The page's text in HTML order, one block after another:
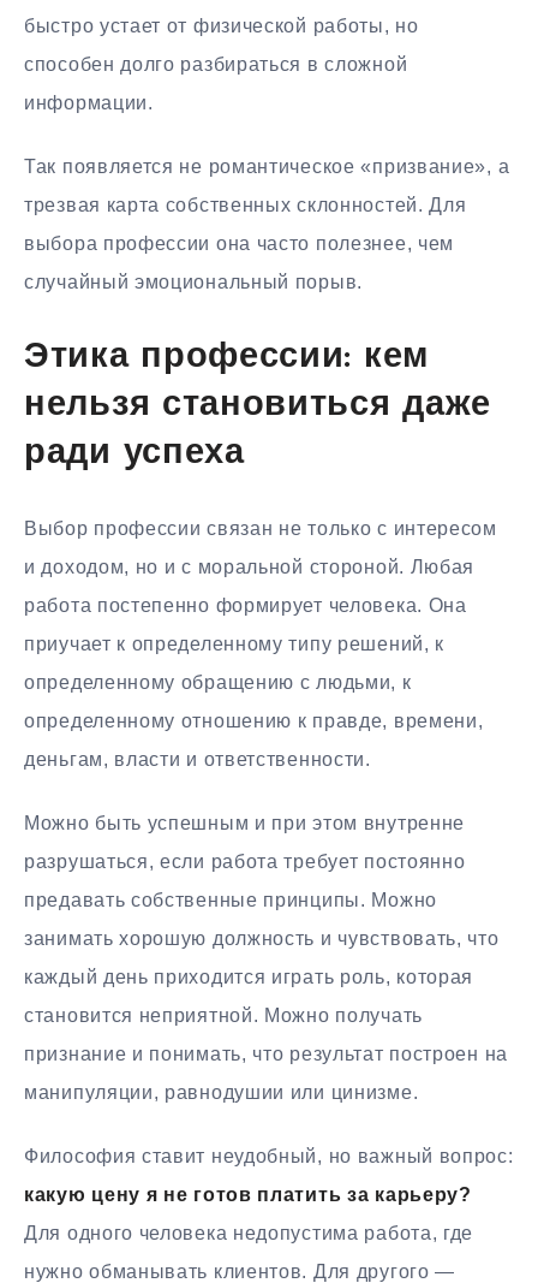
быстро устает от физической работы, но
способен долго разбираться в сложной
информации.
Так появляется не романтическое «призвание», а
трезвая карта собственных склонностей. Для
выбора профессии она часто полезнее, чем
случайный эмоциональный порыв.
Этика профессии: кем
нельзя становиться даже
ради успеха
Выбор профессии связан не только с интересом
и доходом, но и с моральной стороной. Любая
работа постепенно формирует человека. Она
приучает к определенному типу решений, к
определенному обращению с людьми, к
определенному отношению к правде, времени,
деньгам, власти и ответственности.
Можно быть успешным и при этом внутренне
разрушаться, если работа требует постоянно
предавать собственные принципы. Можно
занимать хорошую должность и чувствовать, что
каждый день приходится играть роль, которая
становится неприятной. Можно получать
признание и понимать, что результат построен на
манипуляции, равнодушии или цинизме.
Философия ставит неудобный, но важный вопрос:
какую цену я не готов платить за карьеру?
Для одного человека недопустима работа, где
нужно обманывать клиентов. Для другого —